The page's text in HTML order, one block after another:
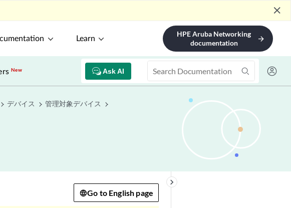
close
Learn
HPE Aruba Networking
documentation
arrow_forward
Ask AI
New
デバイス 管理対象デバイス
keyboard_arrow_right
Go to English page